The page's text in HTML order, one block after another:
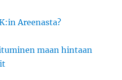
Areenasta?
maan hintaan